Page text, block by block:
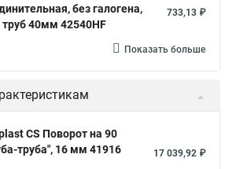
без галогена,
труб 40мм 42540HF
733,13 ₽
Показать больше
CS Поворот на 90
труба", 16 мм 41916
17 039,92 ₽